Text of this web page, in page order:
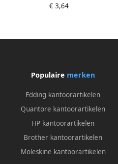
vel
€ 3,64
Populaire merken
Edding kantoorartikelen
Quantore kantoorartikelen
HP kantoorartikelen
Brother kantoorartikelen
Moleskine kantoorartikelen